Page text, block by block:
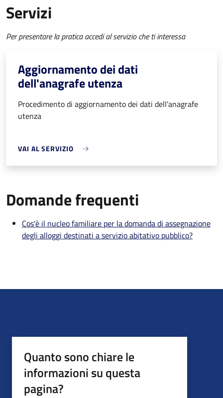
Servizi
Per presentare la pratica accedi al servizio che ti interessa
Aggiornamento dei dati
dell'anagrafe utenza
Procedimento di aggiornamento dei dati dell'anagrafe
utenza
VAI AL SERVIZIO
Domande frequenti
Cos'è il nucleo familiare per la domanda di assegnazione
degli alloggi destinati a servizio abitativo pubblico?
Quanto sono chiare le
informazioni su questa
pagina?